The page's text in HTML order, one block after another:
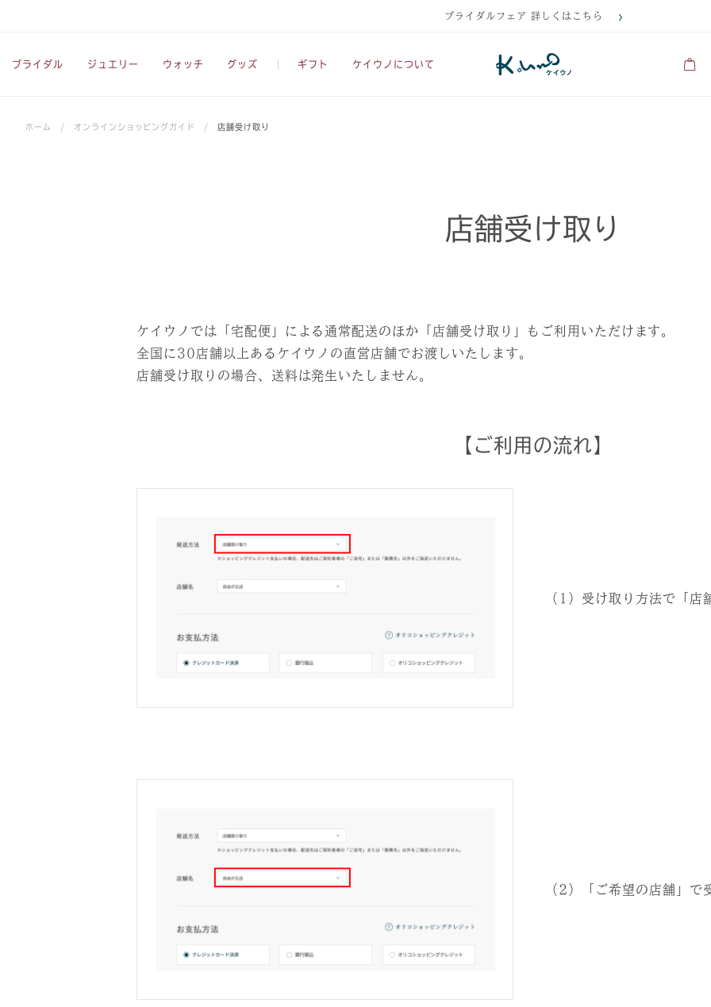
ブライダルフェア 詳しくはこちら
ブライダル ジュエリー ウォッチ グッズ ギフト ケイウノについて
ホーム / オンラインショッピングガイド / 店舗受け取り
店舗受け取り
ケイウノでは「宅配便」による通常配送のほか「店舗受け取り」もご利用いただけます。
全国に30店舗以上あるケイウノの直営店舗でお渡しいたします。
店舗受け取りの場合、送料は発生いたしません。
【ご利用の流れ】
（1）受け取り方法で「店
（2）「ご希望の店舗」で